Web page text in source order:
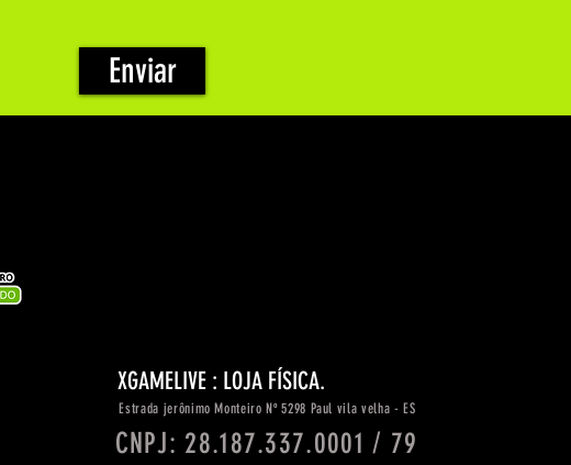
Enviar
XGAMELIVE : LOJA FÍSICA.
Estrada jerônimo Monteiro Nº 5298 Paul vila velha - ES
CNPJ: 28.187.337.0001 / 79